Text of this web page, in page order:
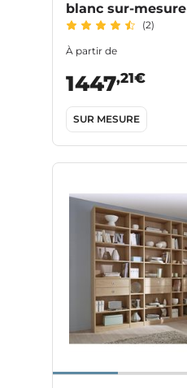
blanc sur-mesure
(2)
À partir de
1447,21€
SUR MESURE